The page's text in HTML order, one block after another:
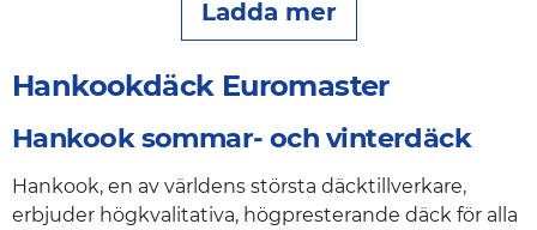
Ladda mer
Hankookdäck Euromaster
Hankook sommar- och vinterdäck
Hankook, en av världens största däcktillverkare,
erbjuder högkvalitativa, högpresterande däck för alla